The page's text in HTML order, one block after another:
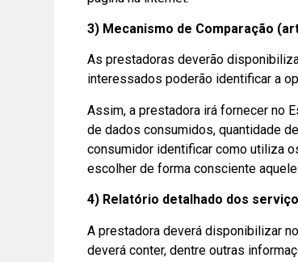
3) Mecanismo de Comparação
As prestadoras deverão
interessados poderão identificar a
Assim, a prestadora irá fornecer no
de dados consumidos, quantidade
consumidor identificar como utiliza
escolher de forma consciente
4) Relatório detalhado dos
A prestadora deverá disponibilizar
deverá conter, dentre outras